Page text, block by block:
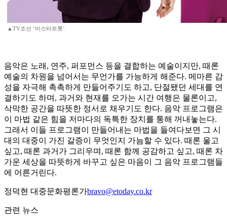
▲TV조선 ‘미스터트롯’.
음악은 노래, 연주, 퍼포먼스 등을 결합하는 예술이지만, 때론
예술의 차원을 넘어서는 무언가를 가능하게 해준다. 메마른 감
성을 자극해 촉촉하게 만들어주기도 하고, 단절됐던 세대를 연
결하기도 하며, 과거와 현재를 오가는 시간 여행은 물론이고,
삭막한 공간을 따뜻한 정서로 채우기도 한다. 음악 프로그램은
이 마법 같은 힘을 저마다의 독특한 장치를 통해 꺼내놓는다.
그래서 이들 프로그램이 만들어내는 마법을 들여다보면 그 시
대의 대중이 가진 갈증이 무엇인지 가늠할 수 있다. 때론 울고
싶고, 때론 과거가 그리우며, 때론 함께 공감하고 싶고, 때론 차
가운 세상을 따뜻하게 바꾸고 싶은 마음이 그 음악 프로그램들
에 어른거린다.
정덕현 대중문화평론가bravo@etoday.co.kr
관련 뉴스